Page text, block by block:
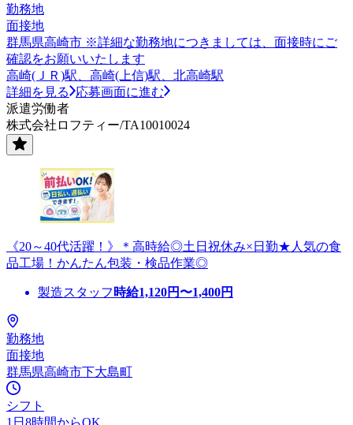
勤務地
面接地
群馬県高崎市 ※詳細な勤務地につきましては、面接時にご
確認をお願いいたします
高崎(ＪＲ)駅、高崎(上信)駅、北高崎駅
詳細を見る
応募画面に進む
派遣労働者
株式会社ロフティー/TA10010024
《20～40代活躍！》＊高時給◎土日祝休み×日勤★人気の食
品工場！かんたん包装・検品作業◎
製造スタッフ 時給1,120円〜1,400円
勤務地
面接地
群馬県高崎市下大島町
シフト
1日8時間からOK